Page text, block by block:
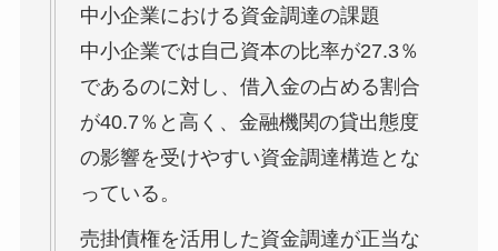
中小企業における資金調達の課題
中小企業では自己資本の比率が27.3％
であるのに対し、借入金の占める割合
が40.7％と高く、金融機関の貸出態度
の影響を受けやすい資金調達構造とな
っている。
売掛債権を活用した資金調達が正当な